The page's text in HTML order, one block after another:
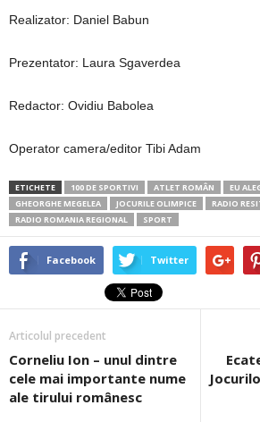
Realizator: Daniel Babun
Prezentator: Laura Sgaverdea
Redactor: Ovidiu Babolea
Operator camera/editor Tibi Adam
ETICHETE 100 DE SPORTIVI ATLET ROMÂN
EU
GHEORGHE MEGELEA
JOCURILE OLIMPICE
RADIO
RADIO ROMANIA REGIONAL
SPORT
Facebook Twitter
Articolul precedent
Corneliu Ion – unul dintre
cele mai importante nume
ale tirului românesc